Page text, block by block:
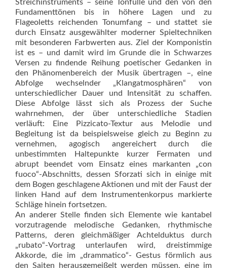
Streichinstruments – seine Tonfülle und den von den
Fundamenttönen bis in höhere Lagen und zu
Flageoletts reichenden Tonumfang – und stattet sie
durch Einsatz ausgewählter moderner Spieltechniken
mit besonderen Farbwerten aus. Ziel der Komponistin
ist es – und damit wird im Grunde die in Schwarzes
Versen zu findende Reihung poetischer Gedanken in
den Phänomenbereich der Musik übertragen –, eine
Abfolge wechselnder „Klangatmosphären“ von
unterschiedlicher Dauer und Intensität zu schaffen.
Diese Abfolge lässt sich als Prozess der Suche
wahrnehmen, der über unterschiedliche Stadien
verläuft: Eine Pizzicato-Textur aus Melodie und
Begleitung ist da beispielsweise gleich zu Beginn zu
vernehmen, agogisch angereichert durch die
unbestimmten Haltepunkte kurzer Fermaten und
abrupt beendet vom Einsatz eines markanten „con
fuoco“-Abschnitts, dessen Sforzati sich in einige mit
dem Bogen geschlagene Aktionen und mit der Faust der
linken Hand auf dem Instrumentenkorpus markierte
Schläge hinein fortsetzen.
An anderer Stelle finden sich Elemente wie kantabel
vorzutragende melodische Gedanken, rhythmische
Patterns, deren gleichmäßiger Achtelduktus durch
„rubato“-Vortrag unterlaufen wird, dreistimmige
Akkorde, die im „drammatico“- Gestus förmlich aus
den Saiten herausgemeißelt werden müssen, eine im